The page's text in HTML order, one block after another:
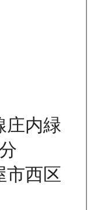
庄内緑
市西区